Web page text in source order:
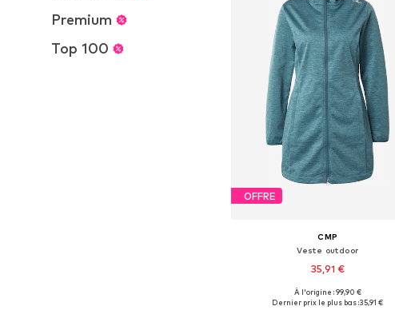
Premium
Top 100
OFFRE
CMP
Veste outdoor
35,91 €
Tailles disponibles: XS
À l'origine : 99,90 €
Dernier prix le plus bas :35,91 €